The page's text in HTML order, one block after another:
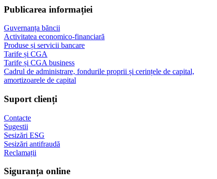
Publicarea informației
Guvernanța băncii
Activitatea economico-financiară
Produse și servicii bancare
Tarife și CGA
Tarife și CGA business
Cadrul de administrare, fondurile proprii și cerințele de capital,
amortizoarele de capital
Suport clienți
Contacte
Sugestii
Sesizări ESG
Sesizări antifraudă
Reclamații
Siguranța online